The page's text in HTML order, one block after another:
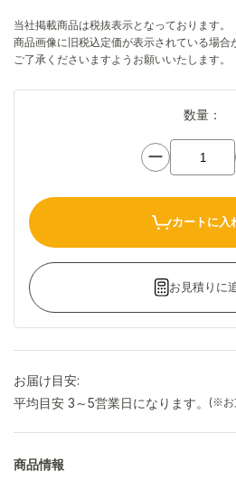
当社掲載商品は税抜表示となっております。
商品画像に旧税込定価が表示されている場合
ご了承くださいますようお願いいたします。
数量：
ー
カートに入
お見積りに
お届け目安:
平均目安 3～5営業日になります。
(※お
商品情報